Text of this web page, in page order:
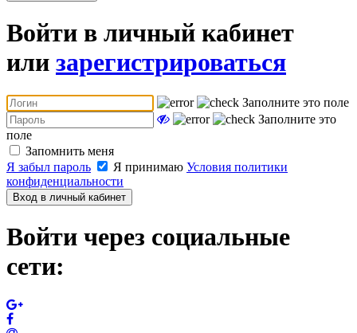
Войти в личный кабинет
или зарегистрироваться
Заполните это поле
Заполните это
поле
Запомнить меня
Я забыл пароль
Я принимаю Условия политики
конфиденциальности
Вход в личный кабинет
Войти через социальные
сети: